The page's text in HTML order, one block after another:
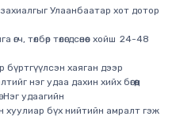
захиалгыг Улаанбаатар хот дотор
төлбөр төлөгдсөнөөс хойш 24-48
бүртгүүлсэн хаяган дээр
нэг удаа дахин хийх бөгөөд
Нэг удаагийн
хуулиар бүх нийтийн амралт гэж